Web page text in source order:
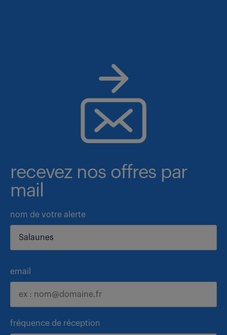
recevez nos offres par
mail
nom de votre alerte
email
fréquence de réception